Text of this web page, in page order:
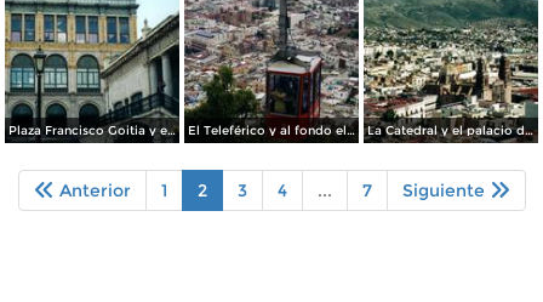
Plaza Francisco Goitia y el Teatro Calderón (1891). Zacatecas. 2002 El Teleférico y al fondo el centro histórico de Zacatecas. 2002 La Catedral y el palacio de gobierno desde el Teleférico. Zacatecas. 2002
Anterior 1 2 3 4 ... 7 Siguiente